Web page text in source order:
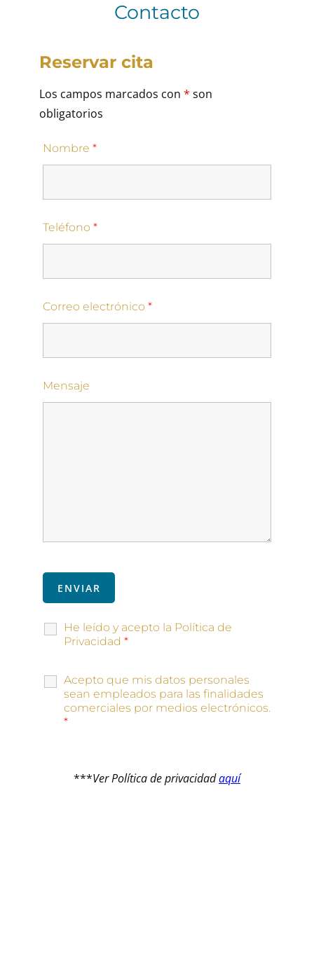
Contacto
Reservar cita
Los campos marcados con * son
obligatorios
Nombre *
Teléfono *
Correo electrónico *
Mensaje
He leído y acepto la Política de
Privacidad *
Acepto que mis datos personales
sean empleados para las finalidades
comerciales por medios electrónicos.
*
***Ver Política de privacidadaquí